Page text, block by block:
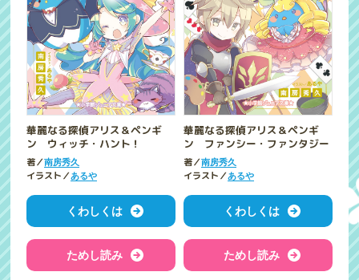
華麗なる探偵アリス＆ペンギ
ン ウィッチ・ハント！
著／南房秀久
イラスト／あるや
くわしくは
ためし読み
華麗なる探偵アリス＆ペンギ
ン ファンシー・ファンタジー
著／南房秀久
イラスト／あるや
くわしくは
ためし読み